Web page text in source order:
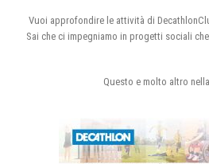
Vuoi approfondire le attività di
Sai che ci impegniamo in progetti sociali
Questo e molto altro